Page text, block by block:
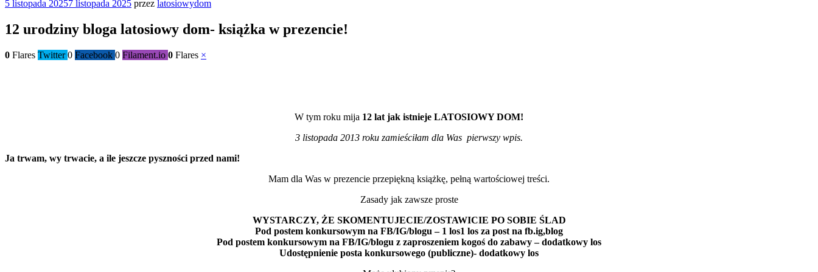
Opublikowane
5 listopada 20257 listopada 2025 przez latosiowydom
12 urodziny bloga latosiowy dom- książka w prezencie!
0 Flares Twitter 0 Facebook 0 Filament.io 0 Flares ×
W tym roku mija 12 lat jak istnieje LATOSIOWY DOM!
3 listopada 2013 roku zamieściłam dla Was pierwszy wpis.
Ja trwam, wy trwacie, a ile jeszcze pyszności przed nami!
Mam dla Was w prezencie przepiękną książkę, pełną wartościowej treści.
Zasady jak zawsze proste
WYSTARCZY, ŻE SKOMENTUJECIE/ZOSTAWICIE PO SOBIE ŚLAD
Pod postem konkursowym na FB/IG/blogu – 1 los1 los za post na fb.ig,blog
Pod postem konkursowym na FB/IG/blogu z zaproszeniem kogoś do zabawy – dodatkowy los
Udostępnienie posta konkursowego (publiczne)- dodatkowy los